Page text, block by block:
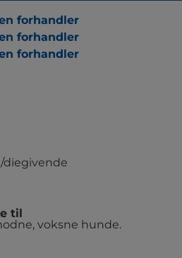
forhandler
forhandler
forhandler
til
voksne hunde.